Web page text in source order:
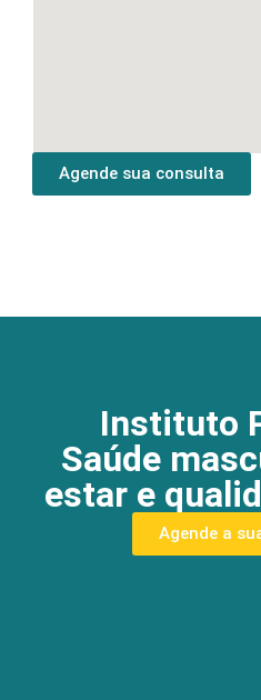
Agende sua consulta
Instituto
Saúde
estar e
Agende a